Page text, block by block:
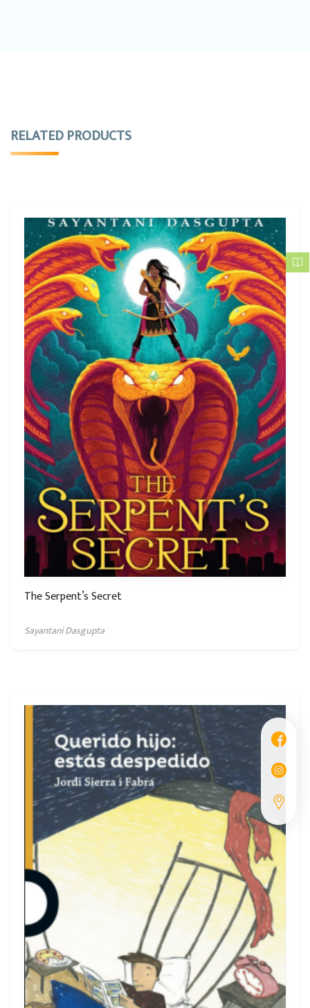
RELATED PRODUCTS
The Serpent’s Secret
Sayantani Dasgupta